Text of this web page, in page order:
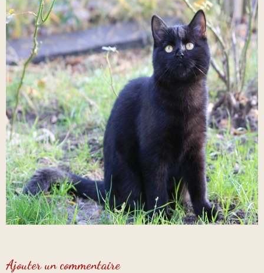
Ajouter un commentaire